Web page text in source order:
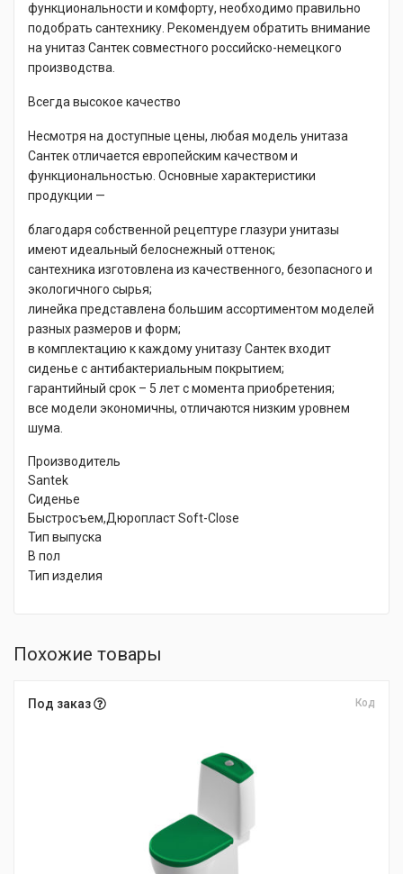
функциональности и комфорту, необходимо правильно
подобрать сантехнику. Рекомендуем обратить внимание
на унитаз Сантек совместного российско-немецкого
производства.
Всегда высокое качество
Несмотря на доступные цены, любая модель унитаза
Сантек отличается европейским качеством и
функциональностью. Основные характеристики
продукции —
благодаря собственной рецептуре глазури унитазы
имеют идеальный белоснежный оттенок;
сантехника изготовлена из качественного, безопасного и
экологичного сырья;
линейка представлена большим ассортиментом моделей
разных размеров и форм;
в комплектацию к каждому унитазу Сантек входит
сиденье с антибактериальным покрытием;
гарантийный срок – 5 лет с момента приобретения;
все модели экономичны, отличаются низким уровнем
шума.
Производитель
Santek
Сиденье
Быстросъем,Дюропласт Soft-Close
Тип выпуска
В пол
Тип изделия
Похожие товары
Под заказ Код